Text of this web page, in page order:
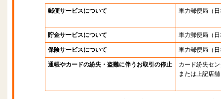
郵便サービスについて 車力郵便局 （
貯金サービスについて 車力郵便局 （
保険サービスについて 車力郵便局 （
通帳やカードの紛失・盗難に伴うお取引の停止
カード紛失セ
または上記店舗